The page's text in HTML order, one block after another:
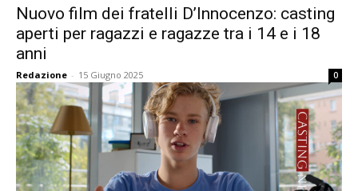
Nuovo film dei fratelli D’Innocenzo: casting
aperti per ragazzi e ragazze tra i 14 e i 18
anni
Redazione - 15 Giugno 2025 0